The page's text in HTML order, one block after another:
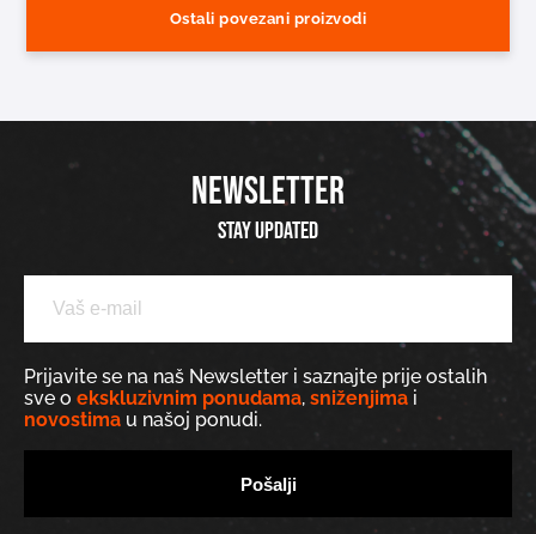
Ostali povezani proizvodi
NEWSLETTER
Stay updated
Prijavite se na naš Newsletter i saznajte prije ostalih
sve o ekskluzivnim ponudama, sniženjima i
novostima u našoj ponudi.